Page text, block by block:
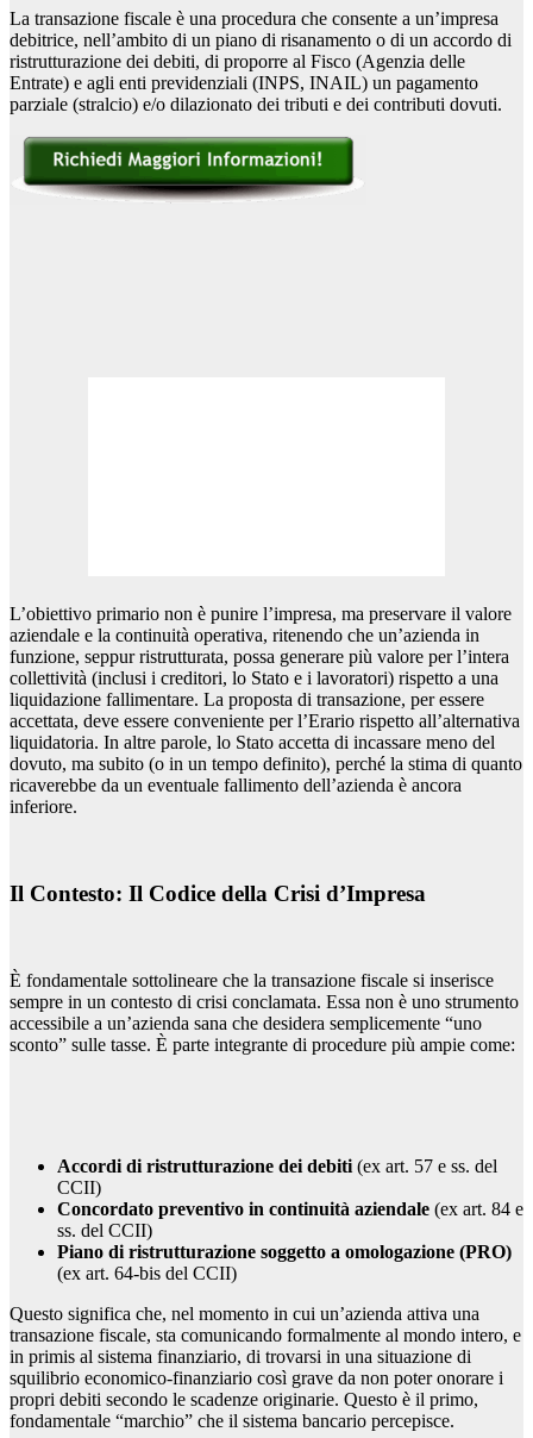
La transazione fiscale è una procedura che consente a un’impresa
debitrice, nell’ambito di un piano di risanamento o di un accordo di
ristrutturazione dei debiti, di proporre al Fisco (Agenzia delle
Entrate) e agli enti previdenziali (INPS, INAIL) un pagamento
parziale (stralcio) e/o dilazionato dei tributi e dei contributi dovuti.
L’obiettivo primario non è punire l’impresa, ma preservare il valore
aziendale e la continuità operativa, ritenendo che un’azienda in
funzione, seppur ristrutturata, possa generare più valore per l’intera
collettività (inclusi i creditori, lo Stato e i lavoratori) rispetto a una
liquidazione fallimentare. La proposta di transazione, per essere
accettata, deve essere conveniente per l’Erario rispetto all’alternativa
liquidatoria. In altre parole, lo Stato accetta di incassare meno del
dovuto, ma subito (o in un tempo definito), perché la stima di quanto
ricaverebbe da un eventuale fallimento dell’azienda è ancora
inferiore.
Il Contesto: Il Codice della Crisi d’Impresa
È fondamentale sottolineare che la transazione fiscale si inserisce
sempre in un contesto di crisi conclamata. Essa non è uno strumento
accessibile a un’azienda sana che desidera semplicemente “uno
sconto” sulle tasse. È parte integrante di procedure più ampie come:
Accordi di ristrutturazione dei debiti (ex art. 57 e ss. del
CCII)
Concordato preventivo in continuità aziendale (ex art. 84 e
ss. del CCII)
Piano di ristrutturazione soggetto a omologazione (PRO)
(ex art. 64-bis del CCII)
Questo significa che, nel momento in cui un’azienda attiva una
transazione fiscale, sta comunicando formalmente al mondo intero, e
in primis al sistema finanziario, di trovarsi in una situazione di
squilibrio economico-finanziario così grave da non poter onorare i
propri debiti secondo le scadenze originarie. Questo è il primo,
fondamentale “marchio” che il sistema bancario percepisce.